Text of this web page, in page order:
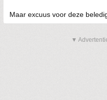
Maar excuus voor deze
▼